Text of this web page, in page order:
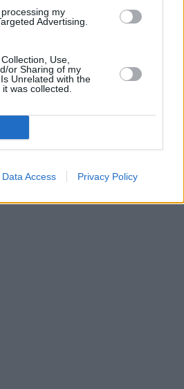
my
Advertising.
Use,
or Sharing of my
Unrelated with the
was collected.
Data Access Privacy Policy
cookies•